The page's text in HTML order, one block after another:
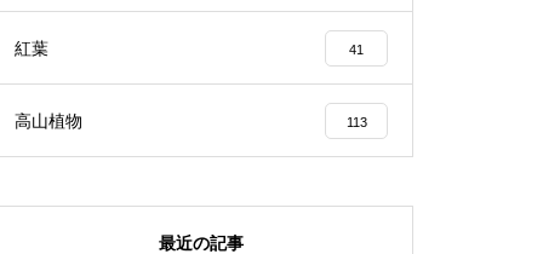
紅葉 41
高山植物 113
最近の記事